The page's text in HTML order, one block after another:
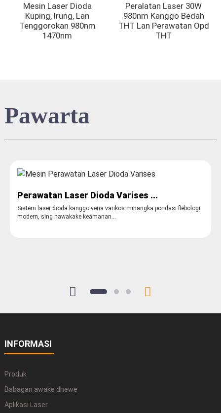
Mesin Laser Dioda
Kuping, Irung, Lan
Tenggorokan 980nm
1470nm
Peralatan Laser 30W
980nm Kanggo Bedah
THT Lan Perawatan Opd
THT
Pawarta
Perawatan Laser Dioda Varises ...
Sistem laser dioda kanggo vena varikos minangka pondasi flebologi
modern, sing nawakake keamanan...
INFORMASI
Produk
Babagan awake dhewe
Aplikasi Laser